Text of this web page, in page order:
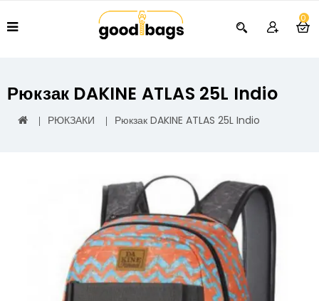
0
Рюкзак DAKINE ATLAS 25L Indio
РЮКЗАКИ Рюкзак DAKINE ATLAS 25L Indio